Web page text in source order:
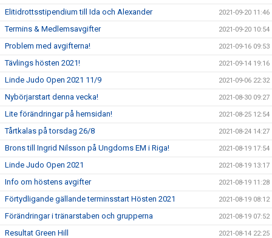
Elitidrottsstipendium till Ida och Alexander 2021-09-20 11:46
Termins & Medlemsavgifter 2021-09-20 10:54
Problem med avgifterna! 2021-09-16 09:53
Tävlings hösten 2021! 2021-09-14 19:16
Linde Judo Open 2021 11/9 2021-09-06 22:32
Nybörjarstart denna vecka! 2021-08-30 09:27
Lite förändringar på hemsidan! 2021-08-25 12:54
Tårtkalas på torsdag 26/8 2021-08-24 14:27
Brons till Ingrid Nilsson på Ungdoms EM i Riga! 2021-08-19 17:54
Linde Judo Open 2021 2021-08-19 13:17
Info om höstens avgifter 2021-08-19 11:28
Förtydligande gällande terminsstart Hösten 2021 2021-08-19 08:12
Förändringar i tränarstaben och grupperna 2021-08-19 07:52
Resultat Green Hill 2021-08-14 22:25